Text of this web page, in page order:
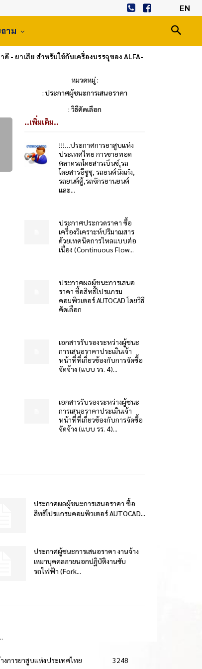
EN
าม
- ยาเสีย สำหรับใช้กับเครื่องบรรจุซอง ALFA-
หมวดหมู่ :
: ประกาศผู้ชนะการเสนอราคา
: วิธีคัดเลือก
..เพิ่มเติม..
!!!…ประกาศการยาสูบแห่ง
ประเทศไทย การขายทอด
ตลาดรถโดยสารเบ็นซ์,รถ
โดยสารอีซูซุ, รถยนต์นั่งเก๋ง,
รถยนต์ตู้,รถจักรยานยนต์
และ...
ประกาศประกวดราคา ซื้อ
เครื่องวิเคราะห์ปริมาณสาร
ด้วยเทคนิคการไหลแบบต่อ
เนื่อง (Continuous Flow...
ประกาศผลผู้ชนะการเสนอ
ราคา ซื้อสิทธิโปรแกรม
คอมพิวเตอร์ AUTOCAD โดยวิธี
คัดเลือก
เอกสารรับรองระหว่างผู้ชนะ
การเสนอราคาประเมินเจ้า
หน้าที่ที่เกี่ยวข้องกับการจัดซื้อ
จัดจ้าง (แบบ รร. 4)...
เอกสารรับรองระหว่างผู้ชนะ
การเสนอราคาประเมินเจ้า
หน้าที่ที่เกี่ยวข้องกับการจัดซื้อ
จัดจ้าง (แบบ รร. 4)...
ประกาศผลผู้ชนะการเสนอราคา ซื้อ
สิทธิโปรแกรมคอมพิวเตอร์ AUTOCAD...
ประกาศผู้ชนะการเสนอราคา งานจ้าง
เหมาบุคคลภายนอกปฏิบัติงานขับ
รถไฟฟ้า (Fork...
งการยาสูบแห่งประเทศไทย 3248